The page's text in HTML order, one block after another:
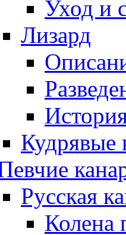
Уход и
Лизард
Кудрявые
Русская
Колена